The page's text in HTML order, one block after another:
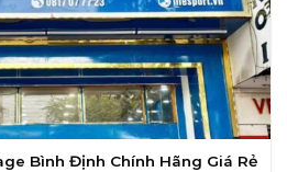
Bình Định Chính Hãng Giá Rẻ